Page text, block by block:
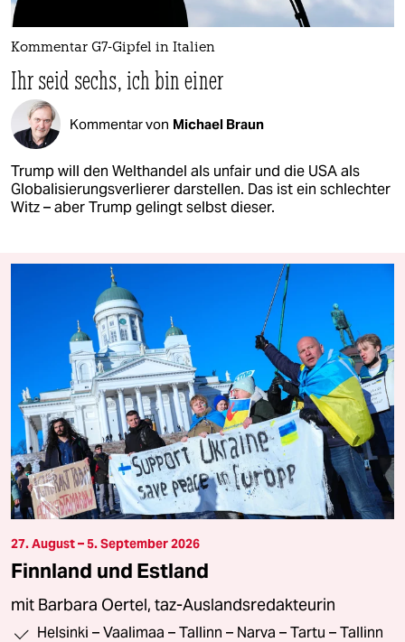
Kommentar G7-Gipfel in Italien
Ihr seid sechs, ich bin einer
Kommentar von Michael Braun
Trump will den Welthandel als unfair und die USA als
Globalisierungsverlierer darstellen. Das ist ein schlechter
Witz – aber Trump gelingt selbst dieser.
27. August – 5. September 2026
Finnland und Estland
mit Barbara Oertel, taz-Auslandsredakteurin
Helsinki – Vaalimaa – Tallinn – Narva – Tartu – Tallinn